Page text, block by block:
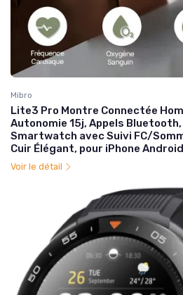
Mibro
Lite3 Pro Montre Connectée
Autonomie 15j, Appels Bluetooth,
Smartwatch avec Suivi FC/
Cuir Élégant, pour iPhone
Voir le détail